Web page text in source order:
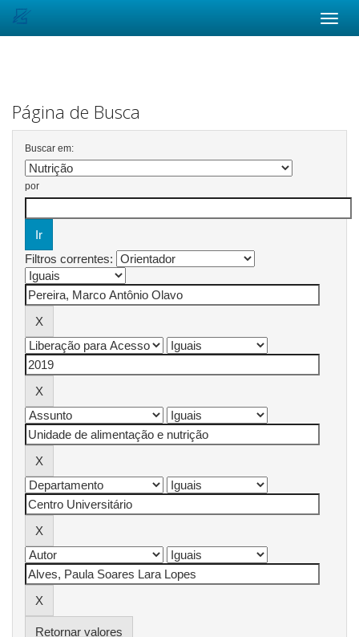
Página de Busca
Buscar em:
por
Filtros correntes:
Retornar valores